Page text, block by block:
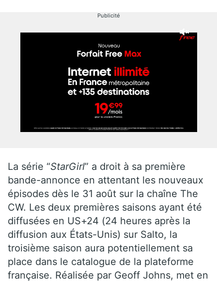
Publicité
La série “StarGirl” a droit à sa première
bande-annonce en attentant les nouveaux
épisodes dès le 31 août sur la chaîne The
CW. Les deux premières saisons ayant été
diffusées en US+24 (24 heures après la
diffusion aux États-Unis) sur Salto, la
troisième saison aura potentiellement sa
place dans le catalogue de la plateforme
française. Réalisée par Geoff Johns, met en